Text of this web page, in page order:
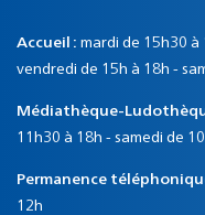
Accueil : mardi de 15h30 à
vendredi de 15h à 18h -
Médiathèque-
11h30 à 18h - samedi de
Permanence
12h